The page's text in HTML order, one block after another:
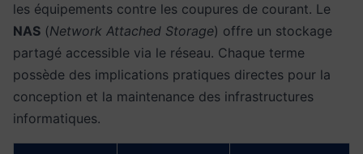
les équipements contre les coupures de courant. Le
NAS (Network Attached Storage) offre un stockage
partagé accessible via le réseau. Chaque terme
possède des implications pratiques directes pour la
conception et la maintenance des infrastructures
informatiques.